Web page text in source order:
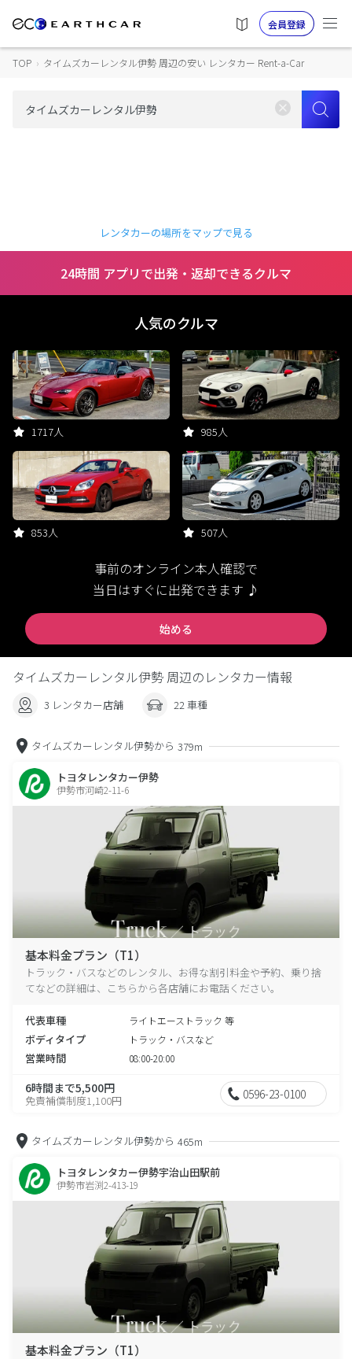
会員登録
TOP › タイムズカーレンタル伊勢 周辺の安い レンタカー Rent-a-Car
レンタカーの場所をマップで見る
24時間 アプリで出発・返却できるクルマ
人気のクルマ
1717人 985人
853人 507人
事前のオンライン本人確認で
当日はすぐに出発できます ♪
始める
タイムズカーレンタル伊勢 周辺のレンタカー情報
3 レンタカー店舗 22 車種
タイムズカーレンタル伊勢から 379m
トヨタレンタカー伊勢
伊勢市河崎2-11-6
基本料金プラン（T1）
トラック・バスなどのレンタル、お得な割引料金や予約、乗り捨
てなどの詳細は、こちらから各店舗にお電話ください。
代表車種 ライトエーストラック 等
ボディタイプ トラック・バスなど
営業時間 08:00-20:00
6時間まで5,500円
免責補償制度1,100円 0596-23-0100
タイムズカーレンタル伊勢から 465m
トヨタレンタカー伊勢宇治山田駅前
伊勢市岩渕2-413-19
基本料金プラン（T1）